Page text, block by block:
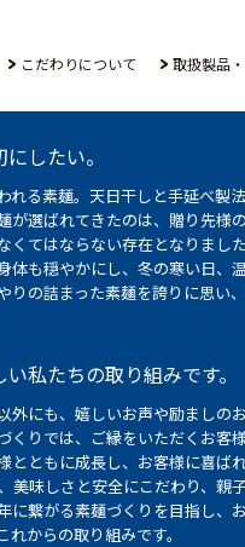
こだわりについて 取扱製品
したい。
れる素麺。天日干しと手延べ
が選ばれてきたのは、贈り先
くてはならない存在となりまし
体も穏やかにし、冬の寒い日
りの詰まった素麺を誇りに思
私たちの取り組みです。
外にも、嬉しいお声や励まし
くりでは、ご縁をいただくお
とともに成長し、お客様に喜ば
美味しさと安全にこだわり、
に繋がる素麺づくりを目指し
からの取り組みです。